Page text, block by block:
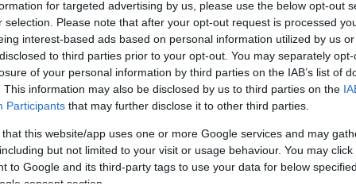
for targeted advertising by us, please use the below opt-out
selection. Please note that after your opt-out request is processed
interest-based ads based on personal information utilized by us
to third parties prior to your opt-out. You may separately
of your personal information by third parties on the IAB’s list of
This information may also be disclosed by us to third parties on the
Participants that may further disclose it to other third parties.
that this website/app uses one or more Google services and may
but not limited to your visit or usage behaviour. You may
to Google and its third-party tags to use your data for below
consent section.
θυρίδες
ο δικηγόρος της Βίκυ Σταμάτη
- 21:27